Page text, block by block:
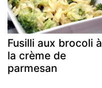
Fusilli aux brocoli à
la crème de
parmesan